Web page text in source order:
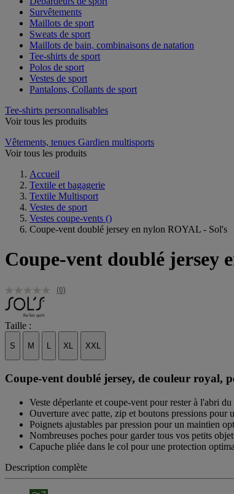
Survêtements
Maillots de sport
Sweats de sport
Maillots de bain, combinaisons de natation
Tee-shirts de sport
Polos de sport
Vestes de sport
Pantalons, Collants de sport
Tee-shirts personnalisables
Voir tous les produits
Vêtements, tenues Gardien multisports
Voir tous les produits
Accueil
Textile et bagagerie
Textile Multisport
Vestes de sport
Vestes coupe-vents ()
Coupe-vent doublé jersey en nylon ROYAL - Sol's
Coupe-vent doublé jersey
(0)
Taille :
S M L XL XXL
Coupe-vent doublé jersey, de couleur royal,
Veste déperlante et coupe-vent pour rester à l'abri
Ouverture avec patte, zip et boutons pressions pour
Poignets ajustables par pression pour un maintien
Nombreuses poches pour garder tous vos petits
Capuche pliée dans le col pour une protection
Description complète